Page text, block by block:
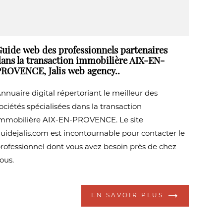
web des professionnels partenaires
la transaction immobilière AIX-EN-
Jalis web agency..
digital répertoriant le meilleur des
spécialisées dans la transaction
AIX-EN-PROVENCE. Le site
est incontournable pour contacter le
dont vous avez besoin près de chez
EN SAVOIR PLUS